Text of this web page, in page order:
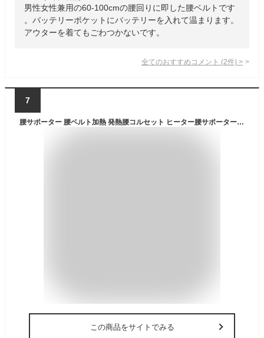
男性女性兼用の60-100cmの腰回りに即した腰ベルトです
。バッテリーポケットにバッテリーを入れて温まります。
アウターを着てもごわつかないです。
全てのおすすめコメント (2件) >
7
腰サポーター 腰ベルト加熱 発熱腰コルセット ヒーター腰サポーター 振動マッサージ 3段階温度調節 発熱 温感 フリーサイズ 電源コード式
この商品をサイトでみる